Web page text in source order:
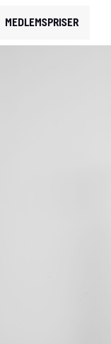
MEDLEMSPRISER